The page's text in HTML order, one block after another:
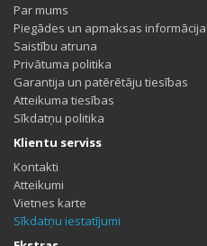
Par mums
Piegādes un apmaksas informācija
Saistību atruna
Privātuma politika
Garantija un patērētāju tiesības
Atteikuma tiesības
Sīkdatņu politika
Klientu serviss
Kontakti
Atteikumi
Vietnes karte
Sīkdatņu iestatījumi